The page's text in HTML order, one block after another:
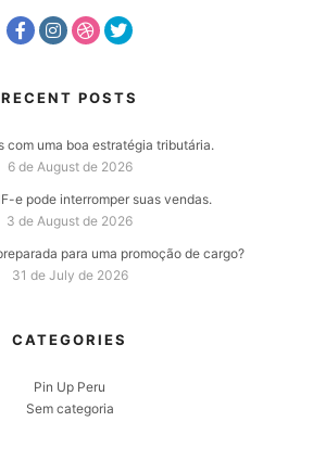
RECENT POSTS
com uma boa estratégia tributária.
6 de August de 2026
e pode interromper suas vendas.
3 de August de 2026
para uma promoção de cargo?
31 de July de 2026
CATEGORIES
Pin Up Peru
Sem categoria